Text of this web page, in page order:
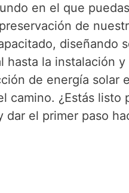
en el que
de
diseñando
hasta la instalación
de energía solar
camino. ¿Estás listo
el primer paso